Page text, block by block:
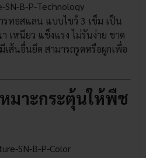
รทอสแลน แบบไขว้ 3 เข็ม เป็น
เหนียว แข็งแรง ไม่รันง่าย ขาด
เส้นอื่นยึด สามารถรูดหรือผูกเพื่อ
หมาะกระตุ้นให้พืช